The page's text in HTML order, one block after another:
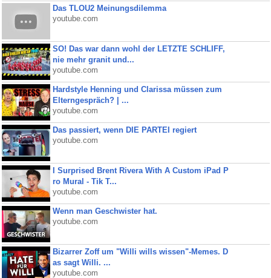
Das TLOU2 Meinungsdilemma
youtube.com
SO! Das war dann wohl der LETZTE SCHLIFF,
nie mehr granit und...
youtube.com
Hardstyle Henning und Clarissa müssen zum
Elterngespräch? | ...
youtube.com
Das passiert, wenn DIE PARTEI regiert
youtube.com
I Surprised Brent Rivera With A Custom iPad P
ro Mural - Tik T...
youtube.com
Wenn man Geschwister hat.
youtube.com
Bizarrer Zoff um "Willi wills wissen"-Memes. D
as sagt Willi. ...
youtube.com